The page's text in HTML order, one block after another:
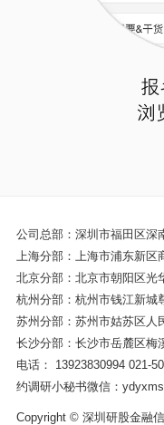
公司总部：深圳市福田区深
上海分部：上海市浦东新
北京分部：北京市朝阳区光
杭州分部：杭州市钱江新城
苏州分部：苏州市姑苏区人
长沙分部：长沙市岳麓区梅
电话： 13923830994 021-
约调研小秘书微信：ydyxms
Copyright © 深圳研股金融